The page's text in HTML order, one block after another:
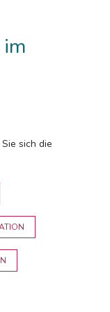
sich die